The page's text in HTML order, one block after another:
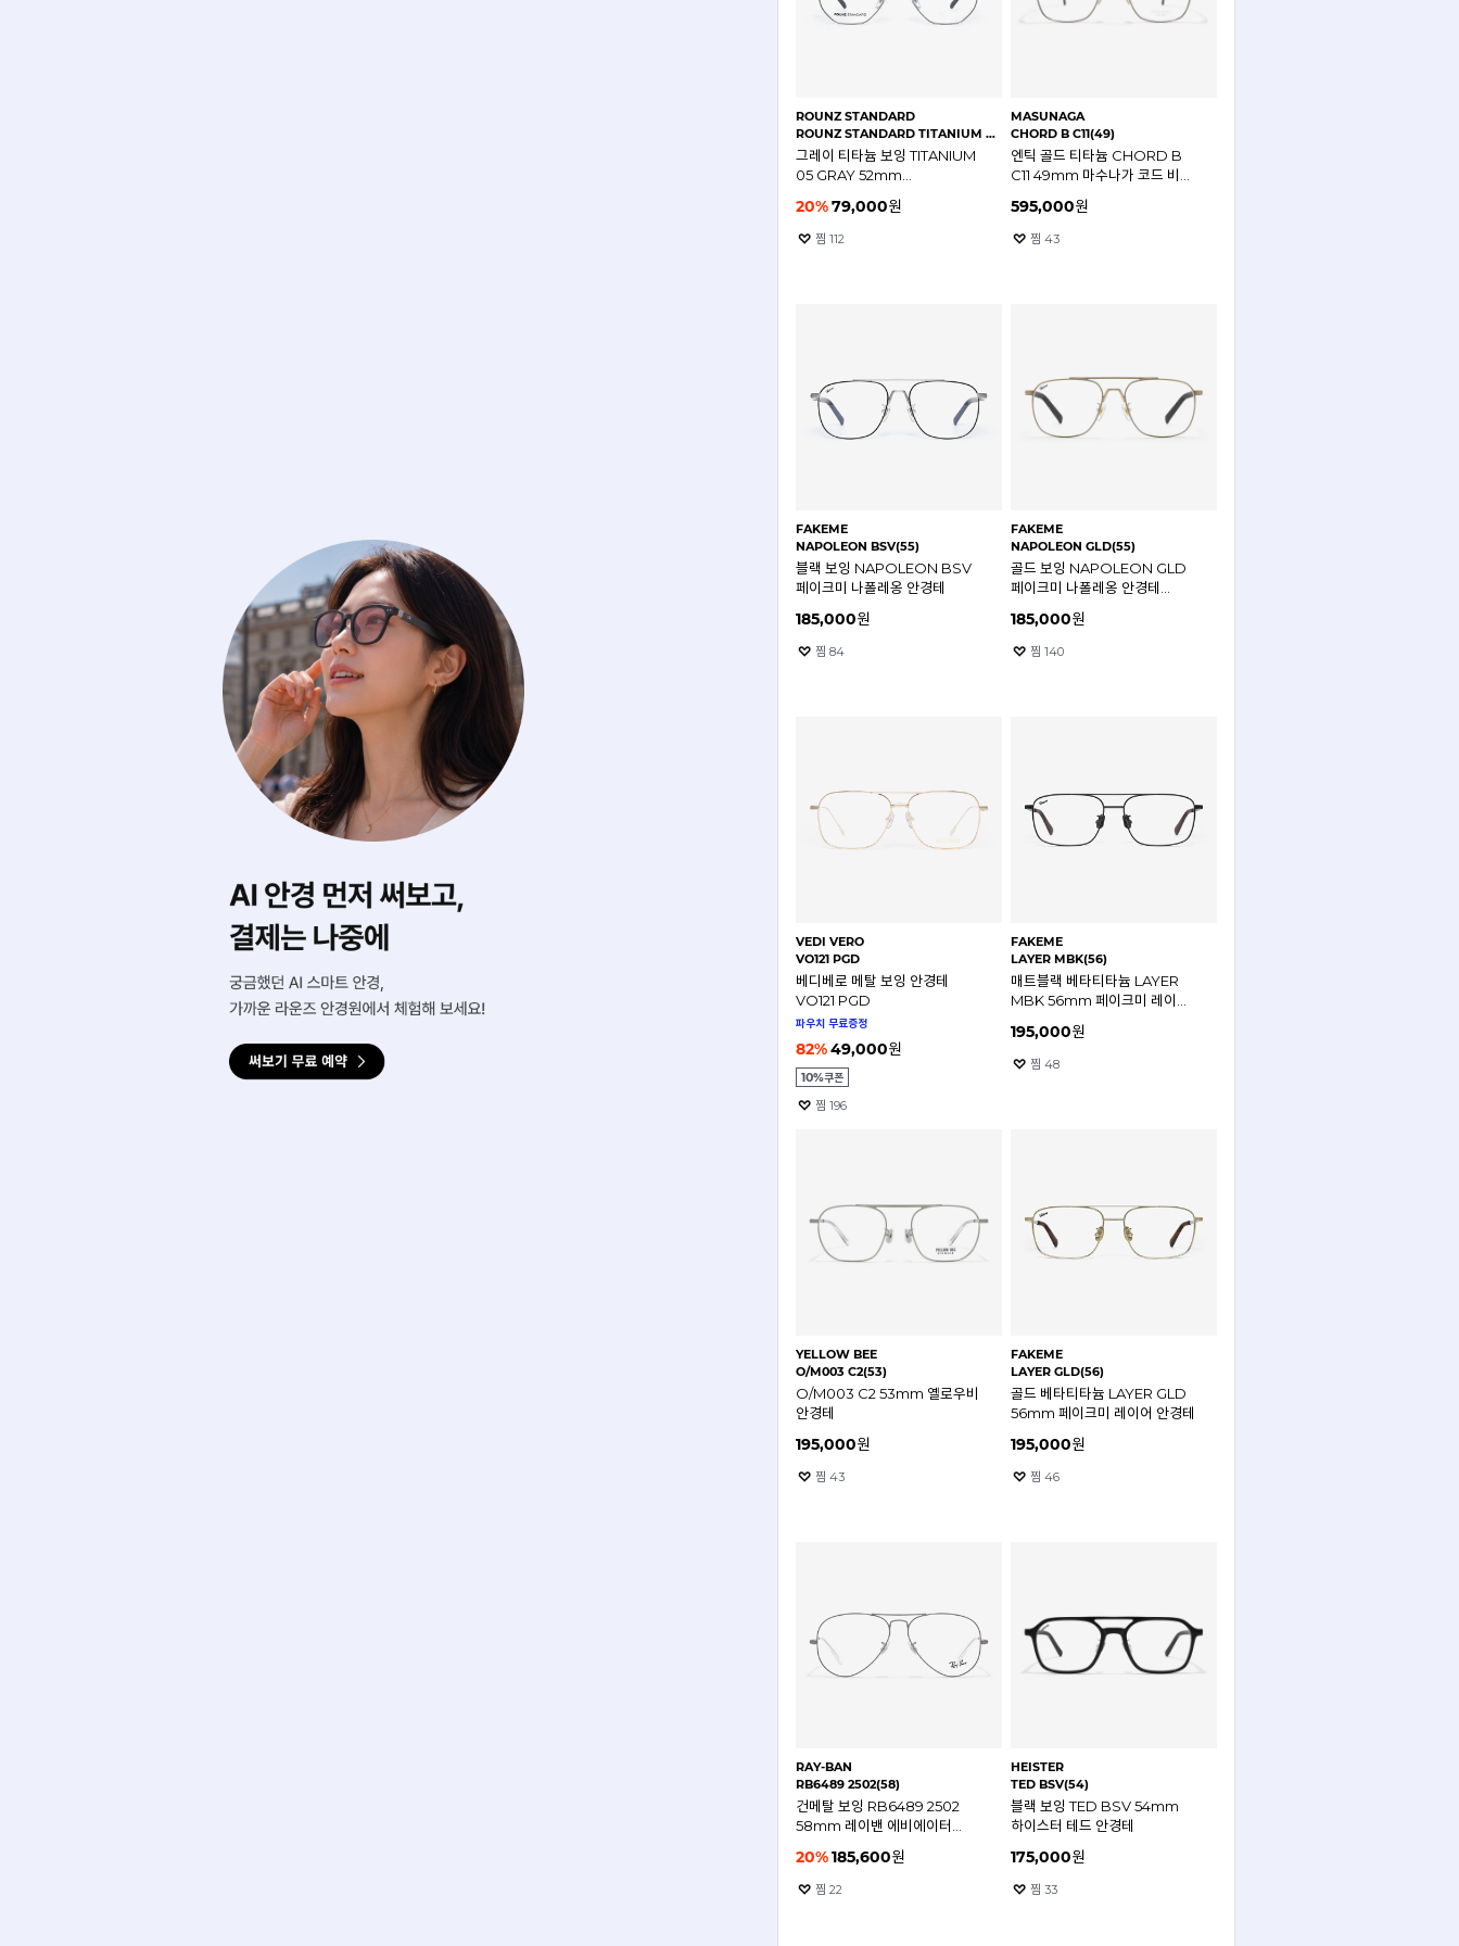
ROUNZ STANDARD
ROUNZ STANDARD TITANIUM 05 GRAY(52)
그레이 티타늄 보잉 TITANIUM
05 GRAY 52mm
20%79,000원
찜 112
MASUNAGA
CHORD B C11(49)
엔틱 골드 티타늄 CHORD B
C11 49mm 마수나가 코드 비
595,000원
찜 43
FAKEME
NAPOLEON BSV(55)
블랙 보잉 NAPOLEON BSV
페이크미 나폴레옹 안경테
185,000원
찜 84
FAKEME
NAPOLEON GLD(55)
골드 보잉 NAPOLEON GLD
페이크미 나폴레옹 안경테
185,000원
찜 140
VEDI VERO
VO121 PGD
베디베로 메탈 보잉 안경테
VO121 PGD
파우치 무료증정
82%49,000원
10%
찜 196
FAKEME
LAYER MBK(56)
매트블랙 베타티타늄 LAYER
MBK 56mm 페이크미 레이어
195,000원
찜 48
YELLOW BEE
O/M003 C2(53)
O/M003 C2 53mm 옐로우비
안경테
195,000원
찜 43
FAKEME
LAYER GLD(56)
골드 베타티타늄 LAYER GLD
56mm 페이크미 레이어 안경테
195,000원
찜 46
RAY-BAN
RB6489 2502(58)
건메탈 보잉 RB6489 2502
58mm 레이밴 에비에이터
20%185,600원
찜 22
HEISTER
TED BSV(54)
블랙 보잉 TED BSV 54mm
하이스터 테드 안경테
175,000원
찜 33